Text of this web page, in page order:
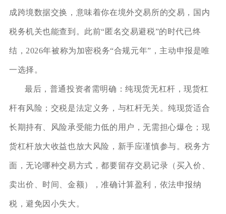
成跨境数据交换，意味着你在境外交易所的交易，国内
税务机关也能查到。此前“匿名交易避税”的时代已终
结，2026年被称为加密税务“合规元年”，主动申报是唯
一选择。
最后，普通投资者需明确：纯现货无杠杆，现货杠
杆有风险；交税是法定义务，与杠杆无关。纯现货适合
长期持有、风险承受能力低的用户，无需担心爆仓；现
货杠杆放大收益也放大风险，新手应谨慎参与。税务方
面，无论哪种交易方式，都要留存交易记录（买入价、
卖出价、时间、金额），准确计算盈利，依法申报纳
税，避免因小失大。